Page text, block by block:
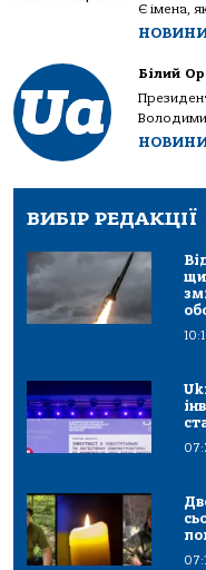
Є імена,
Білий
ВИБІР РЕДАКЦІЇ